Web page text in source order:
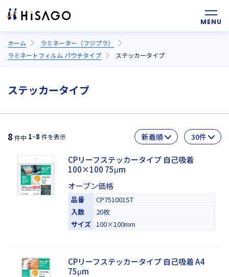
ホーム
ラミネーター（フジプラ）
ラミネートフィルム パウチタイプ
ステッカータイプ
ステッカータイプ
8 件中 1~8 件を表示
CPリーフステッカータイプ 自己吸着
100×100 75μm
オープン価格
品番
CP751001ST
入数
20枚
サイズ 100×100mm
CPリーフステッカータイプ 自己吸着 A4
75μm